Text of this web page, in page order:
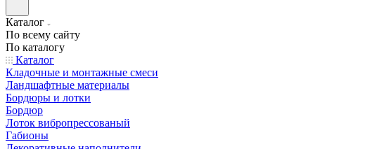
Каталог
По всему сайту
По каталогу
Каталог
Кладочные и монтажные смеси
Ландшафтные материалы
Бордюры и лотки
Бордюр
Лоток вибропрессованый
Габионы